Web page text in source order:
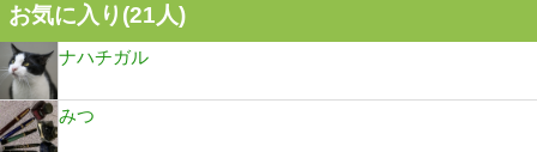
お気に入り(21人)
ナハチガル
みつ